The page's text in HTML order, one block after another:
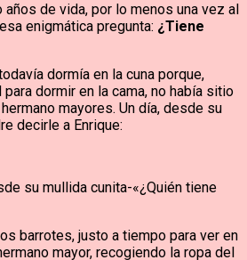
de vida, por lo menos una vez al
enigmática pregunta: ¿Tiene
dormía en la cuna porque,
dormir en la cama, no había sitio
mayores. Un día, desde su
decirle a Enrique:
su mullida cunita-«¿Quién tiene
barrotes, justo a tiempo para ver en
mayor, recogiendo la ropa del